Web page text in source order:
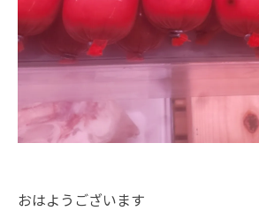
おはようございます